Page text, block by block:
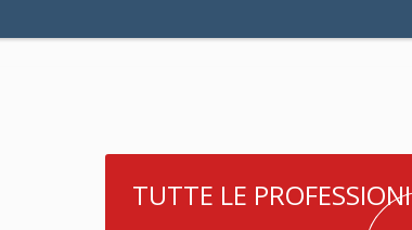
TUTTE LE PROFESSIONI